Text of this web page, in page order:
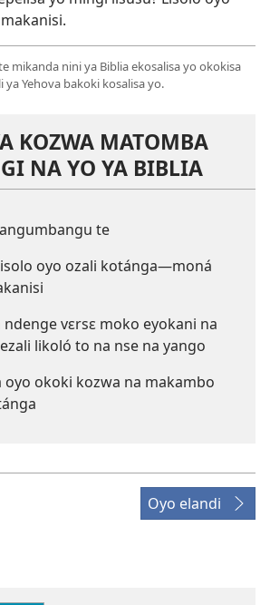
mikanda nini ya Biblia ekosalisa yo okokisa
Yehova bakoki kosalisa yo.
KOZWA MATOMBA
NA YO YA BIBLIA
te
oyo ozali kotánga​—moná
ndenge vɛrsɛ moko eyokani na
likoló to na nse na yango
oyo okoki kozwa na makambo
Oyo elandi